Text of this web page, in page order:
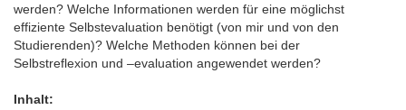
werden? Welche Informationen werden für eine möglichst
effiziente Selbstevaluation benötigt (von mir und von den
Studierenden)? Welche Methoden können bei der
Selbstreflexion und –evaluation angewendet werden?
Inhalt: